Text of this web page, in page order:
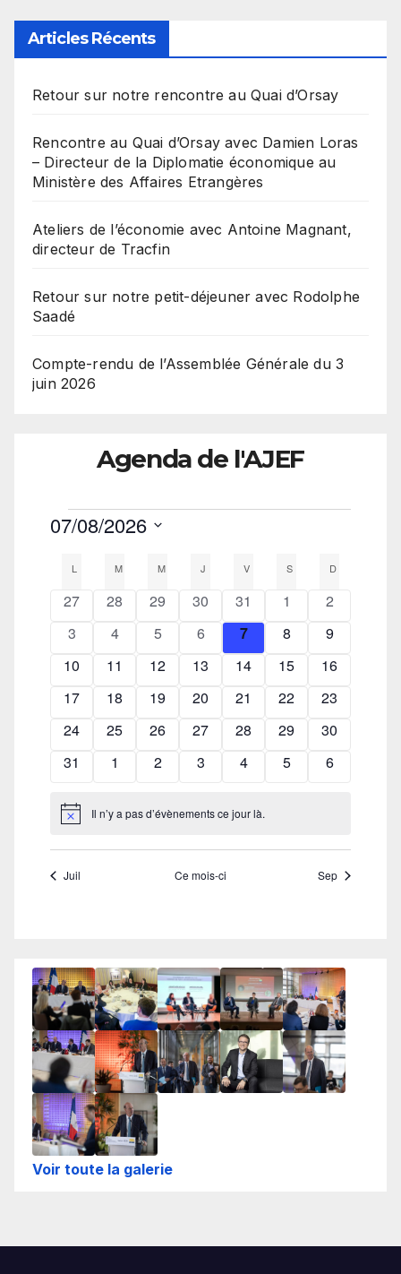
Articles Récents
Retour sur notre rencontre au Quai d’Orsay
Rencontre au Quai d’Orsay avec Damien Loras
– Directeur de la Diplomatie économique au
Ministère des Affaires Etrangères
Ateliers de l’économie avec Antoine Magnant,
directeur de Tracfin
Retour sur notre petit-déjeuner avec Rodolphe
Saadé
Compte-rendu de l’Assemblée Générale du 3
juin 2026
Agenda de l'AJEF
Voir toute la galerie